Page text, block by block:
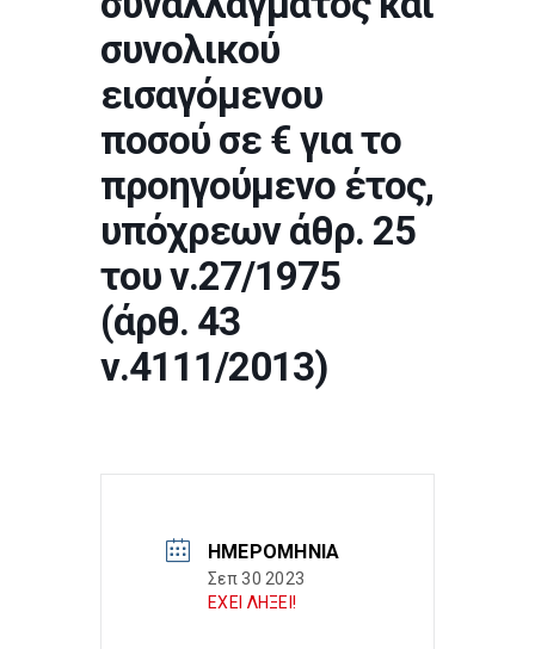
συνολικού
εισαγόμενου
ποσού σε € για το
προηγούμενο έτος,
υπόχρεων άθρ. 25
του ν.27/1975
(άρθ. 43
ν.4111/2013)
ΗΜΕΡΟΜΗΝΊΑ
Σεπ 30 2023
ΕΧΕΙ ΛΗΞΕΙ!